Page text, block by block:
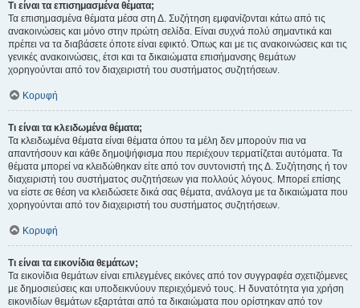
Τι είναι τα επισημασμένα θέματα;
Τα επισημασμένα θέματα μέσα στη Δ. Συζήτηση εμφανίζονται κάτω από τις
ανακοινώσεις και μόνο στην πρώτη σελίδα. Είναι συχνά πολύ σημαντικά και
πρέπει να τα διαβάσετε όποτε είναι εφικτό. Όπως και με τις ανακοινώσεις και τις
γενικές ανακοινώσεις, έτσι και τα δικαιώματα επισήμανσης θεμάτων
χορηγούνται από τον διαχειριστή του συστήματος συζητήσεων.
Κορυφή
Τι είναι τα κλειδωμένα θέματα;
Τα κλειδωμένα θέματα είναι θέματα όπου τα μέλη δεν μπορούν πια να
απαντήσουν και κάθε δημοψήφισμα που περιέχουν τερματίζεται αυτόματα. Τα
θέματα μπορεί να κλειδώθηκαν είτε από τον συντονιστή της Δ. Συζήτησης ή τον
διαχειριστή του συστήματος συζητήσεων για πολλούς λόγους. Μπορεί επίσης
να είστε σε θέση να κλειδώσετε δικά σας θέματα, ανάλογα με τα δικαιώματα που
χορηγούνται από τον διαχειριστή του συστήματος συζητήσεων.
Κορυφή
Τι είναι τα εικονίδια θεμάτων;
Τα εικονίδια θεμάτων είναι επιλεγμένες εικόνες από τον συγγραφέα σχετιζόμενες
με δημοσιεύσεις και υποδεικνύουν περιεχόμενό τους. Η δυνατότητα για χρήση
εικονιδίων θεμάτων εξαρτάται από τα δικαιώματα που ορίστηκαν από τον